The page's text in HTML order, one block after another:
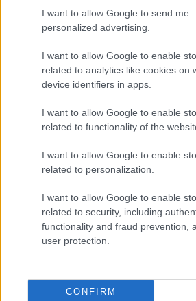
I want to allow Google to send me
personalized advertising.
I want to allow Google to enable
related to analytics like cookies on
device identifiers in apps.
I want to allow Google to enable
related to functionality of the
I want to allow Google to enable
related to personalization.
I want to allow Google to enable
related to security, including
functionality and fraud prevention,
user protection.
CONFIRM
“No jūsu konta
par dīvainu zvanu
salūza” – dēls
iekrituši
Solījaremontu un
pazuda ar
vairāk nekā 70
Policija Olainē